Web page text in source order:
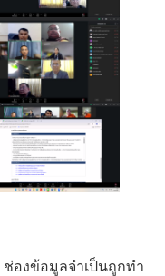
ช่องข้อมูลจำเป็นถูกทำ